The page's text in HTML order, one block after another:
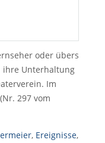
oder übers
ihre Unterhaltung
Im
297 vom
, Ereignisse,